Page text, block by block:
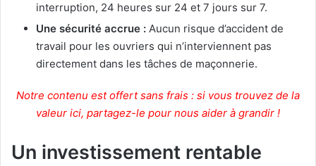
interruption, 24 heures sur 24 et 7 jours sur 7.
Une sécurité accrue : Aucun risque d’accident de
travail pour les ouvriers qui n’interviennent pas
directement dans les tâches de maçonnerie.
Notre contenu est offert sans frais : si vous trouvez de la
valeur ici, partagez-le pour nous aider à grandir !
Un investissement rentable